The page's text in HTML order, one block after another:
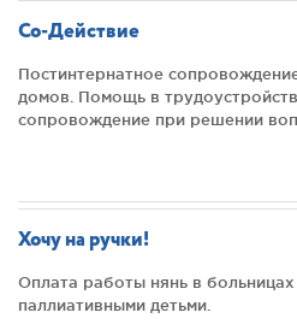
Со-Действие
Постинтернатное
домов. Помощь в
сопровождение при решении
Хочу на ручки!
Оплата работы нянь в больницах
паллиативными детьми.